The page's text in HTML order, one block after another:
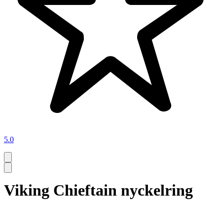
5.0
Viking Chieftain nyckelring